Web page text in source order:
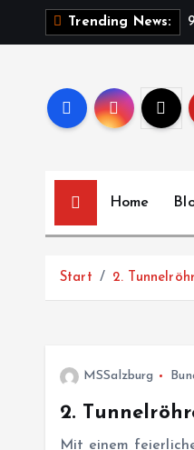
Trending News: 9
Home
Start 2.
MSSalzburg
2.
Mit einem